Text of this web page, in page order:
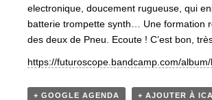
electronique, doucement rugueuse, qui
batterie trompette synth… Une formation
des deux de Pneu. Ecoute ! C’est bon,
https://futuroscope.bandcamp.com/
+ GOOGLE AGENDA + AJOUTER À